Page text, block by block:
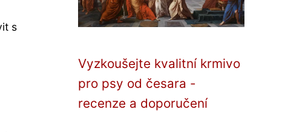
s
Vyzkoušejte kvalitní krmivo
pro psy od česara -
recenze a doporučení